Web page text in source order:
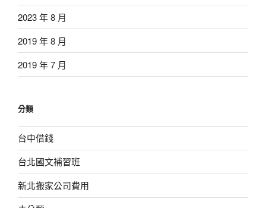
2023 年 8 月
2019 年 8 月
2019 年 7 月
分類
台中借錢
台北國文補習班
新北搬家公司費用